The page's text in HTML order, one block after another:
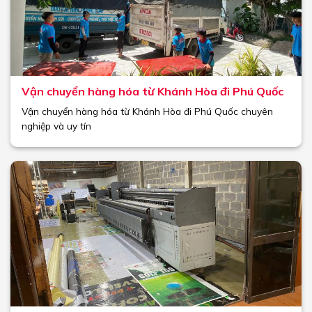
Vận chuyển hàng hóa từ Khánh Hòa đi Phú Quốc
Vận chuyển hàng hóa từ Khánh Hòa đi Phú Quốc chuyên
nghiệp và uy tín